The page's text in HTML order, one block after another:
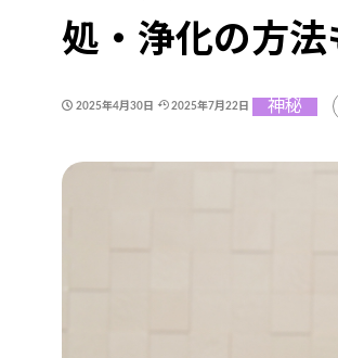
処・浄化の方法
2025年4月30日 2025年7月22日 神秘